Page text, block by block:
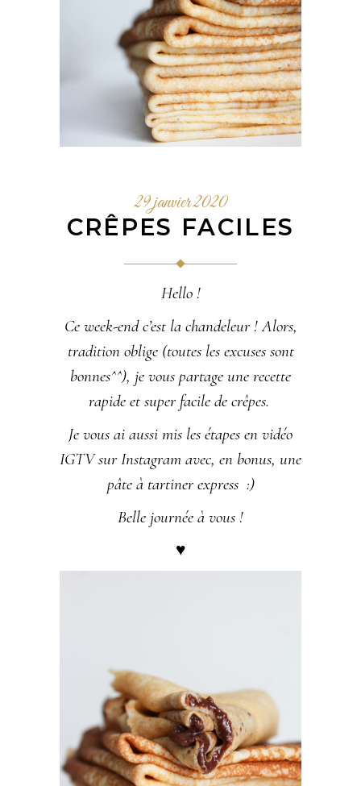
29 janvier 2020
CRÊPES FACILES
Hello !
Ce week-end c’est la chandeleur ! Alors,
tradition oblige (toutes les excuses sont
bonnes^^), je vous partage une recette
rapide et super facile de crêpes.
Je vous ai aussi mis les étapes en vidéo
IGTV sur Instagram avec, en bonus, une
pâte à tartiner express :)
Belle journée à vous !
♥